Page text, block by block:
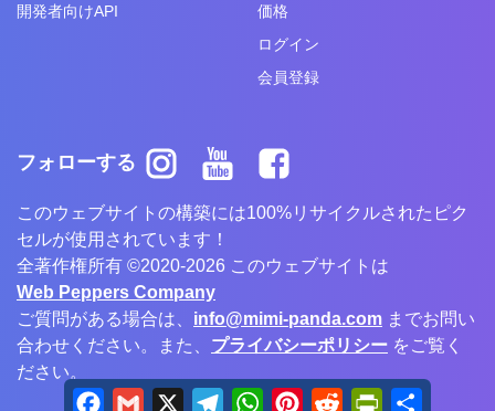
開発者向けAPI
価格
ログイン
会員登録
フォローする
このウェブサイトの構築には100%リサイクルされたピク
セルが使用されています！
全著作権所有 ©2020-2026 このウェブサイトは
Web Peppers Company
ご質問がある場合は、 info@mimi-panda.com までお問い
合わせください。また、 プライバシーポリシー をご覧く
ださい。
Facebook
Gmail X TelegramWhatsAppPinterestRedditPrintFriendly